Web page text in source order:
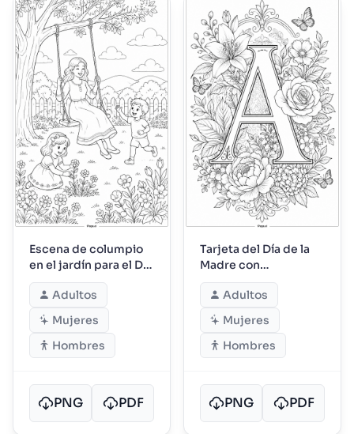
Escena de columpio
en el jardín para el Día
de la Madre
Adultos
Mujeres
Hombres
PNG PDF
Tarjeta del Día de la
Madre con
monograma floral del
alfabeto
Adultos
Mujeres
Hombres
PNG PDF